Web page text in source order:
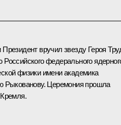
вручил звезду Героя
федерального
физики имени академика
Рыкованову. Церемония прошла